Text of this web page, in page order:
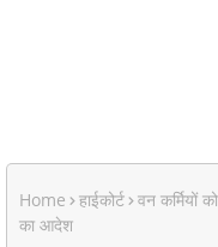
Home हाईकोर्ट वन कर्मियों
का आदेश